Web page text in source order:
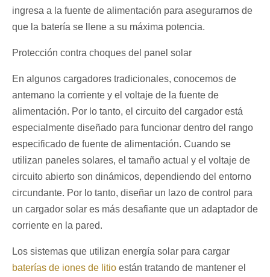
ingresa a la fuente de alimentación para asegurarnos de
que la batería se llene a su máxima potencia.
Protección contra choques del panel solar
En algunos cargadores tradicionales, conocemos de
antemano la corriente y el voltaje de la fuente de
alimentación. Por lo tanto, el circuito del cargador está
especialmente diseñado para funcionar dentro del rango
especificado de fuente de alimentación. Cuando se
utilizan paneles solares, el tamaño actual y el voltaje de
circuito abierto son dinámicos, dependiendo del entorno
circundante. Por lo tanto, diseñar un lazo de control para
un cargador solar es más desafiante que un adaptador de
corriente en la pared.
Los sistemas que utilizan energía solar para cargar
baterías de iones de litio están tratando de mantener el